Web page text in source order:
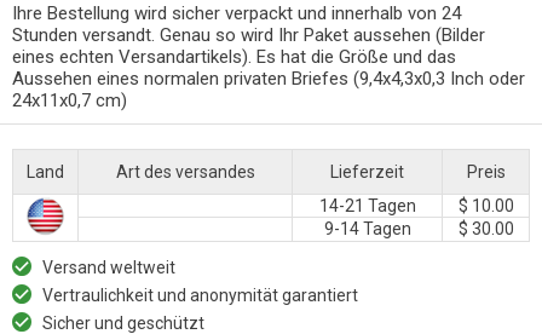
Ihre Bestellung wird sicher verpackt und innerhalb von 24
Stunden versandt. Genau so wird Ihr Paket aussehen (Bilder
eines echten Versandartikels). Es hat die Größe und das
Aussehen eines normalen privaten Briefes (9,4x4,3x0,3 Inch oder
24x11x0,7 cm)
Land Art des versandes Lieferzeit
Preis
14-21 Tagen
$ 10.00
9-14 Tagen
$ 30.00
Versand weltweit
Vertraulichkeit und anonymität garantiert
Sicher und geschützt